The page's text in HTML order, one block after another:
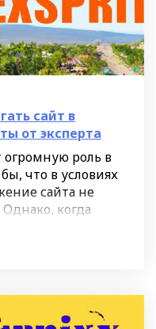
сайт в
от эксперта
огромную роль в
что в условиях
сайта не
когда
и регионах,